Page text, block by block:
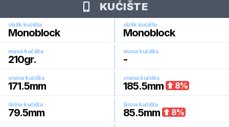
KUĆIŠTE
oblik kućišta
Monoblock
oblik kućišta
Monoblock
masa kućišta
210gr.
masa kućišta
-
visina kućišta
171.5mm
visina kućišta
185.5mm 8%
širina kućišta
79.5mm
širina kućišta
85.5mm 8%